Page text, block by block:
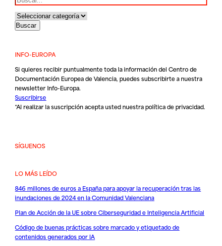
INFO-EUROPA
Si quieres recibir puntualmente toda la información del Centro de
Documentación Europea de Valencia, puedes subscribirte a nuestra
newsletter Info-Europa.
Suscribirse
*Al realizar la suscripción acepta usted nuestrapolítica de privacidad.
SÍGUENOS
LO MÁS LEÍDO
846 millones de euros a España para apoyar la recuperación tras las
inundaciones de 2024 en la Comunidad Valenciana
Plan de Acción de la UE sobre Ciberseguridad e Inteligencia Artificial
Código de buenas prácticas sobre marcado y etiquetado de
contenidos generados por IA